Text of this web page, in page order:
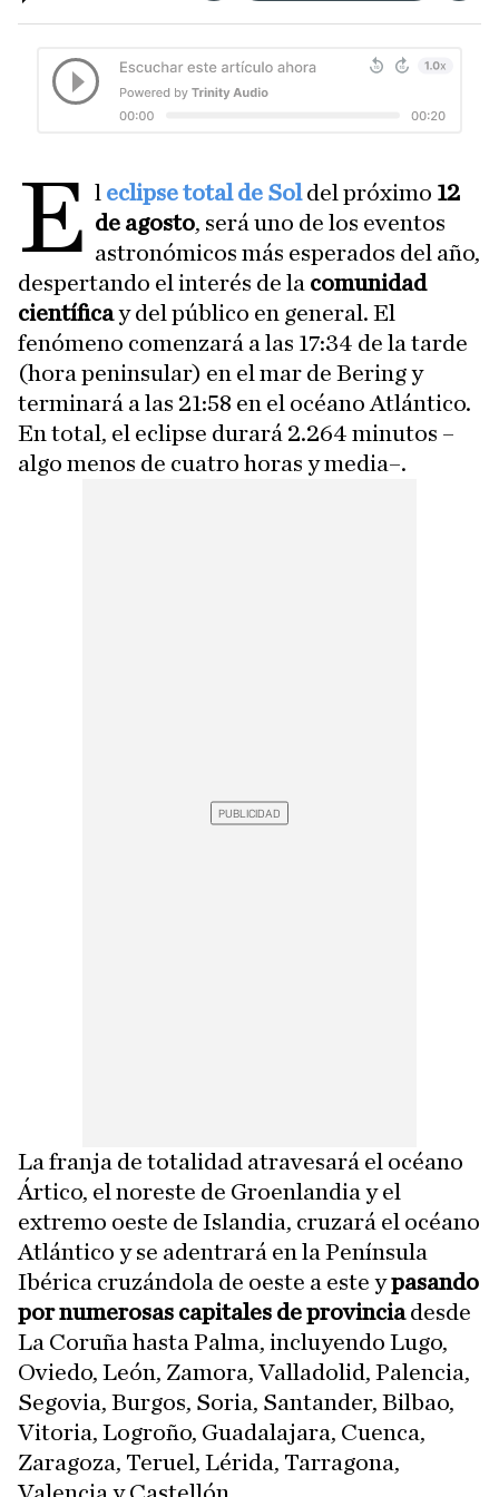
E l eclipse total de Soldel próximo 12
de agosto, será uno de los eventos
astronómicos más esperados del año,
despertando el interés de la comunidad
científicay del público en general. El
fenómeno comenzará a las 17:34 de la tarde
(hora peninsular) en el mar de Bering y
terminará a las 21:58 en el océano Atlántico.
En total, el eclipse durará 2.264 minutos –
algo menos de cuatro horas y media–.
La franja de totalidad atravesará el océano
Ártico, el noreste de Groenlandia y el
extremo oeste de Islandia, cruzará el océano
Atlántico y se adentrará en la Península
Ibérica cruzándola de oeste a este ypasando
por numerosas capitales de provinciadesde
La Coruña hasta Palma, incluyendo Lugo,
Oviedo, León, Zamora, Valladolid, Palencia,
Segovia, Burgos, Soria, Santander, Bilbao,
Vitoria, Logroño, Guadalajara, Cuenca,
Zaragoza, Teruel, Lérida, Tarragona,